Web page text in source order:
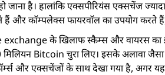
हो जाना है। हालांकि एक्सपीरियंस एक्सचेंज
और कॉम्पलेक्स फायरवॉल का उपयोग करते हैं,
के खिलाफ स्कैम्स और वायरस
Bitcoin चुरा लिए। इसके अलावा
और एक्सचेंजों के साथ देखा गया है, अगर यह